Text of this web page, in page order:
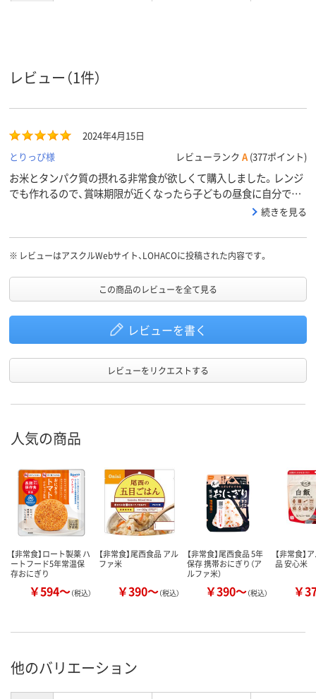
レビュー（1件）
2024年4月15日
とりっぴ様
レビューランク A (377ポイント)
お米とタンパク質の摂れる非常食が欲しくて購入しました。レンジ
でも作れるので、賞味期限が近くなったら子どもの昼食に自分で作
続きを見る
※ レビューはアスクルWebサイト、LOHACOに投稿された内容です。
この商品のレビューを全て見る
レビューを書く
レビューをリクエストする
人気の商品
【非常食】ロート製薬 ハ
ートフード5年常温保
存おにぎり
￥594～（税込）
【非常食】尾西食品 アル
ファ米
￥390～（税込）
【非常食】尾西食品 5年
保存 携帯おにぎり（ア
ルファ米）
￥390～（税込）
【非常食】
品 安心米
￥
他のバリエーション